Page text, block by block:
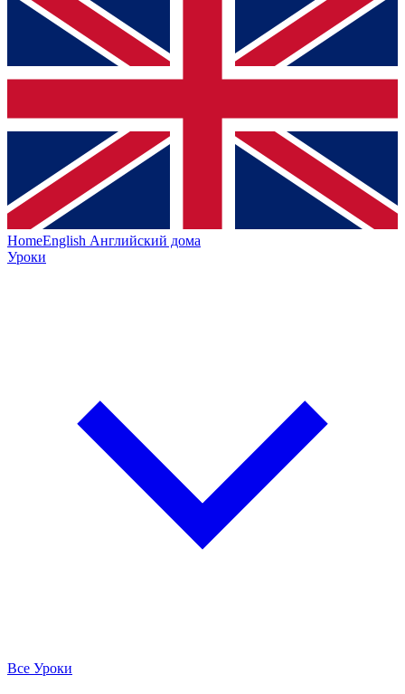
HomeEnglish Английский дома
Уроки
Все Уроки